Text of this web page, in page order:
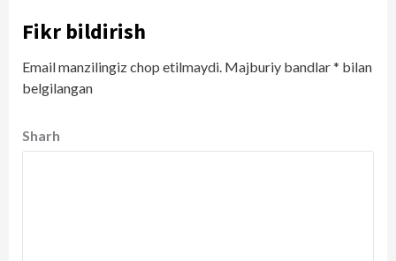
Fikr bildirish
Email manzilingiz chop etilmaydi. Majburiy bandlar* bilan
belgilangan
Sharh